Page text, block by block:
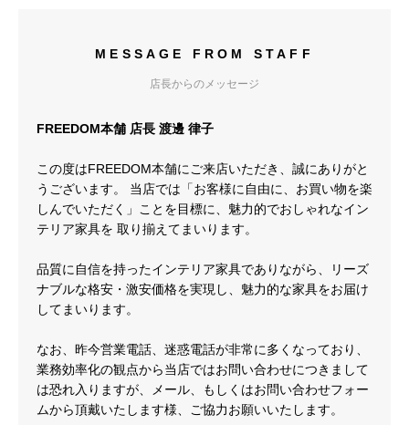
MESSAGE FROM STAFF
店長からのメッセージ
FREEDOM本舗 店長 渡邊 律子
この度はFREEDOM本舗にご来店いただき、誠にありがと
うございます。 当店では「お客様に自由に、お買い物を楽
しんでいただく」ことを目標に、魅力的でおしゃれなイン
テリア家具を 取り揃えてまいります。
品質に自信を持ったインテリア家具でありながら、リーズ
ナブルな格安・激安価格を実現し、魅力的な家具をお届け
してまいります。
なお、昨今営業電話、迷惑電話が非常に多くなっており、
業務効率化の観点から当店ではお問い合わせにつきまして
は恐れ入りますが、メール、もしくはお問い合わせフォー
ムから頂戴いたします様、ご協力お願いいたします。